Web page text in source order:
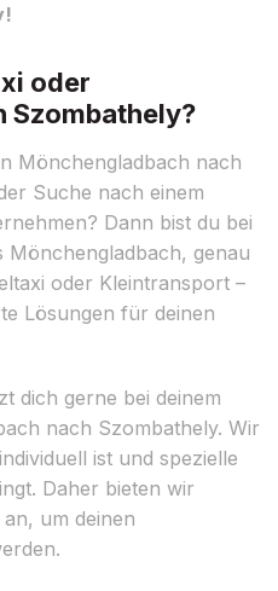
oder
Szombathely?
Mönchengladbach nach
Suche nach einem
Dann bist du bei
genau
oder Kleintransport –
Lösungen für deinen
dich gerne bei deinem
nach Szombathely. Wir
ist und spezielle
Daher bieten wir
um deinen